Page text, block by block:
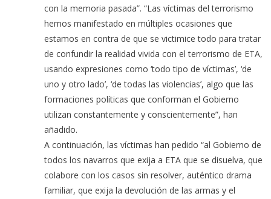
con la memoria pasada”. “Las víctimas del terrorismo
hemos manifestado en múltiples ocasiones que
estamos en contra de que se victimice todo para tratar
de confundir la realidad vivida con el terrorismo de ETA,
usando expresiones como ‘todo tipo de víctimas’, ‘de
uno y otro lado’, ‘de todas las violencias’, algo que las
formaciones políticas que conforman el Gobierno
utilizan constantemente y conscientemente”, han
añadido.
A continuación, las víctimas han pedido “al Gobierno de
todos los navarros que exija a ETA que se disuelva, que
colabore con los casos sin resolver, auténtico drama
familiar, que exija la devolución de las armas y el